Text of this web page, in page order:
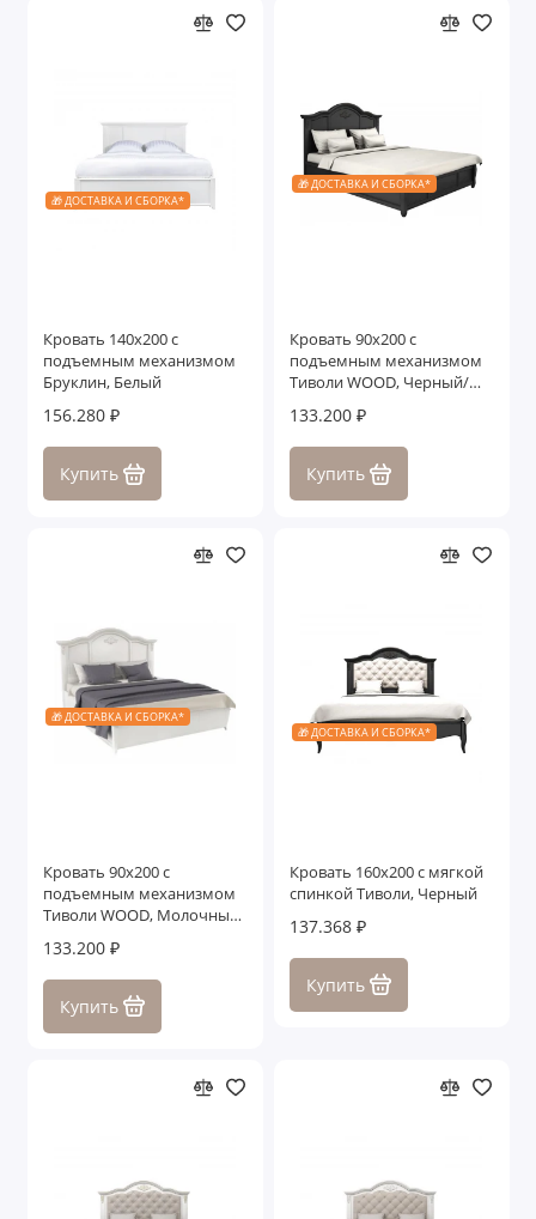
🎁 ДОСТАВКА И СБОРКА*
Кровать 140x200 с
подъемным механизмом
Бруклин, Белый
156.280 ₽
Купить
🎁 ДОСТАВКА И СБОРКА*
Кровать 90x200 с
подъемным механизмом
Тиволи WOOD, Черный/
133.200 ₽
Купить
🎁 ДОСТАВКА И СБОРКА*
Кровать 90x200 с
подъемным механизмом
Тиволи WOOD, Молочный/
133.200 ₽
Купить
🎁 ДОСТАВКА И СБОРКА*
Кровать 160x200 с мягкой
спинкой Тиволи, Черный
137.368 ₽
Купить